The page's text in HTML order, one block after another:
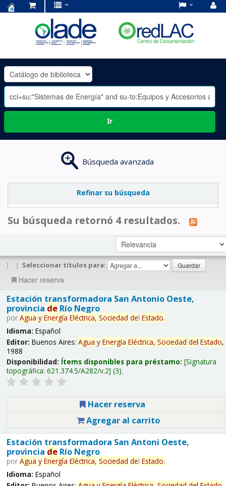
OLADE
-
Ir
Búsqueda avanzada
Refinar su búsqueda
Su búsqueda retornó 4 resultados.
| | Seleccionar títulos para:
Hacer reserva
Estación transformadora San Antonio Oeste,
provincia deRío Negro
por Agua y Energía Eléctrica, Sociedad del Estado.
Idioma: Español
Editor: Buenos Aires: Agua y Energía Eléctrica, Sociedad del Estado,
1988
Disponibilidad: Ítems disponibles para préstamo: Signatura
topográfica: 621.374.5/A282/v.2 (3).
Hacer reserva
Agregar al carrito
Estación transformadora San Antoni Oeste,
provincia deRío Negro
por Agua y Energía Eléctrica, Sociedad del Estado.
Idioma: Español